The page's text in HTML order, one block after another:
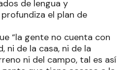
de lengua y
el plan de
“la gente no cuenta con
ni de la casa, ni de la
ni del campo, tal es así